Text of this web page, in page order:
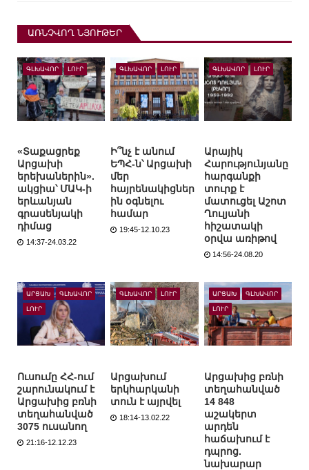
ԱՌՆՉՎՈՂ ՆՅՈՒԹԵՐ
ԳԼԽԱՎՈՐ ԼՈՒՐ
«Տաքացրեք
Արցախի
երեխաներին».
ակցիա՝ ՄԱԿ-ի
երևանյան
գրասենյակի
դիմաց
14:37-24.03.22
ԳԼԽԱՎՈՐ ԼՈՒՐ
Ի՞նչ է անում
ԵՊՀ-ն՝ Արցախի
մեր
հայրենակիցներ
ին օգնելու
համար
19:45-12.10.23
ԳԼԽԱՎՈՐ ԼՈՒՐ
Արայիկ
Հարությունյանը
հարգանքի
տուրք է
մատուցել Աշոտ
Ղուլյանի
հիշատակի
օրվա առիթով
14:56-24.08.20
ԱՐՑԱԽ ԳԼԽԱՎՈՐ
ԼՈՒՐ
Ուսումը ՀՀ-ում
շարունակում է
Արցախից բռնի
տեղահանված
3075 ուսանող
21:16-12.12.23
ԳԼԽԱՎՈՐ ԼՈՒՐ
Արցախում
երկհարկանի
տուն է այրվել
18:14-13.02.22
ԱՐՑԱԽ ԳԼԽԱՎՈՐ
ԼՈՒՐ
Արցախից բռնի
տեղահանված
14 848
աշակերտ
արդեն
հաճախում է
դպրոց.
նախարար